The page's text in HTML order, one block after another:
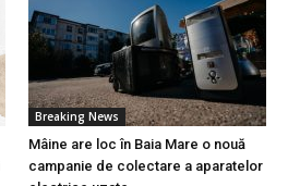
Breaking News
Mâine are loc în Baia Mare o nouă
campanie de colectare a aparatelor